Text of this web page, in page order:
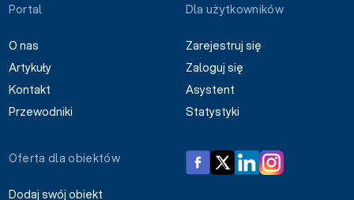
Portal
O nas
Artykuły
Kontakt
Przewodniki
Dla użytkowników
Zarejestruj się
Zaloguj się
Asystent
Statystyki
Oferta dla obiektów
Dodaj swój obiekt